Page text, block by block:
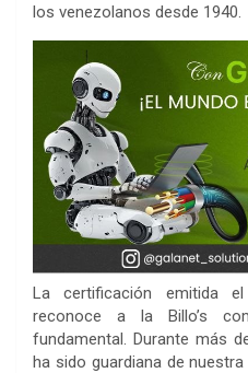
los venezolanos desde 1940.
La certificación emitida
reconoce a la Billo’s
fundamental. Durante más
ha sido guardiana de